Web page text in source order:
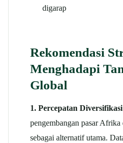
digarap
Rekomendasi
Menghadapi
Global
1. Percepatan
pengembangan pasar
sebagai alternatif utama.